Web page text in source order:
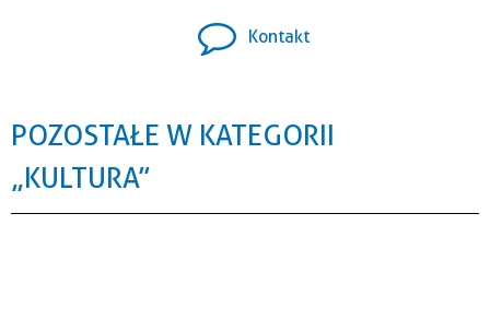
Kontakt
POZOSTAŁE W KATEGORII
„KULTURA”